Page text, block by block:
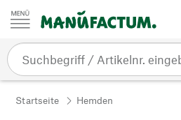
Zum Inhalt springen
Startseite Hemden